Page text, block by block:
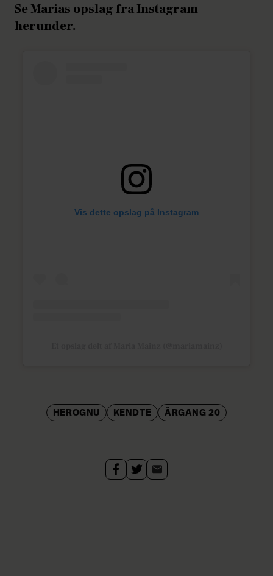
Se Marias opslag fra Instagram
herunder.
Vis dette opslag på Instagram
HEROGNU KENDTE ÅRGANG 20